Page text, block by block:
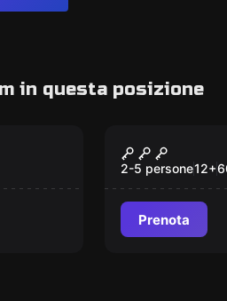
in questa posizione
Save the
2-5 persone12+
Prenota